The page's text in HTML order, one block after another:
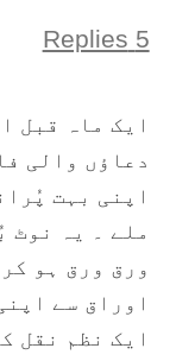
5 Replies
ایک ماہ قبل
دعاؤں والی
اپنی بہت
ملے ۔ یہ نوٹ
ورق ورق ہو
اوراق سے
ايک نظم نقل